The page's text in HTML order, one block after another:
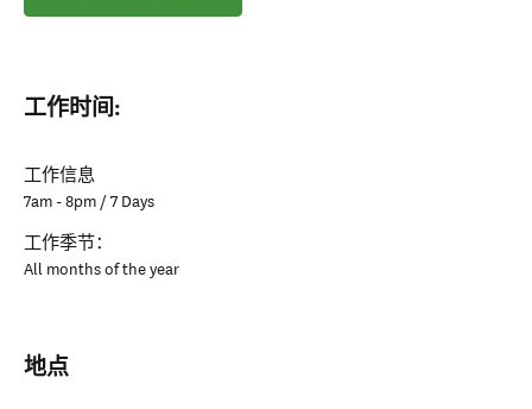
工作时间:
工作信息
7am - 8pm / 7 Days
工作季节：
All months of the year
地点